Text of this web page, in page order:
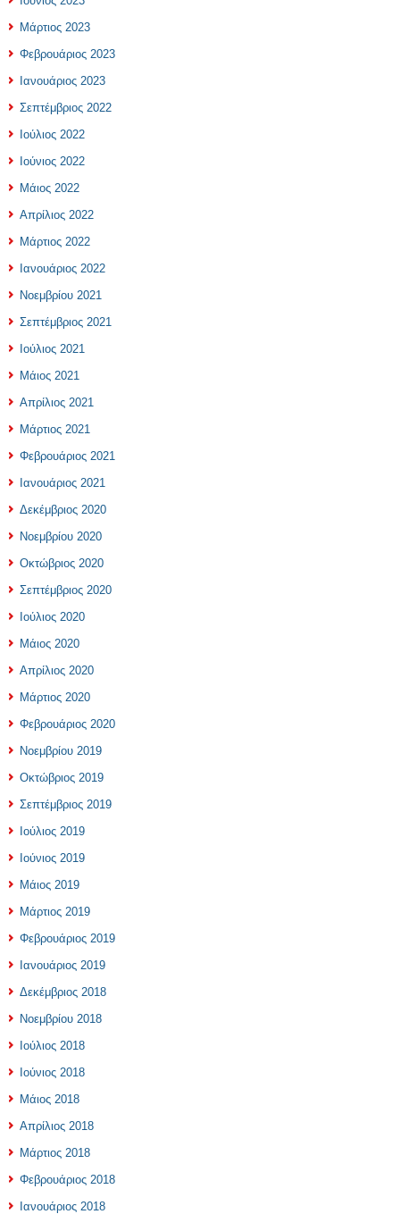
Μάρτιος 2023
Φεβρουάριος 2023
Ιανουάριος 2023
Σεπτέμβριος 2022
Ιούλιος 2022
Ιούνιος 2022
Μάιος 2022
Απρίλιος 2022
Μάρτιος 2022
Ιανουάριος 2022
Νοεμβρίου 2021
Σεπτέμβριος 2021
Ιούλιος 2021
Μάιος 2021
Απρίλιος 2021
Μάρτιος 2021
Φεβρουάριος 2021
Ιανουάριος 2021
Δεκέμβριος 2020
Νοεμβρίου 2020
Οκτώβριος 2020
Σεπτέμβριος 2020
Ιούλιος 2020
Μάιος 2020
Απρίλιος 2020
Μάρτιος 2020
Φεβρουάριος 2020
Νοεμβρίου 2019
Οκτώβριος 2019
Σεπτέμβριος 2019
Ιούλιος 2019
Ιούνιος 2019
Μάιος 2019
Μάρτιος 2019
Φεβρουάριος 2019
Ιανουάριος 2019
Δεκέμβριος 2018
Νοεμβρίου 2018
Ιούλιος 2018
Ιούνιος 2018
Μάιος 2018
Απρίλιος 2018
Μάρτιος 2018
Φεβρουάριος 2018
Ιανουάριος 2018